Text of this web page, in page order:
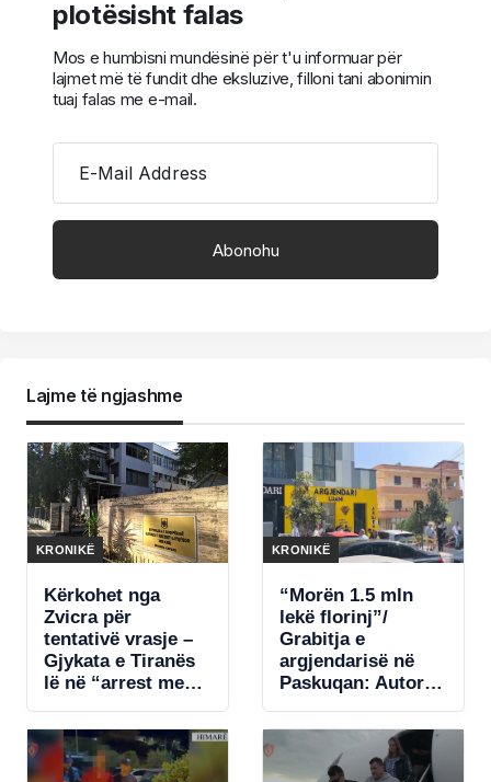
plotësisht falas
Mos e humbisni mundësinë për t'u informuar për
lajmet më të fundit dhe eksluzive, filloni tani abonimin
tuaj falas me e-mail.
E-Mail Address
Lajme të ngjashme
KRONIKË
Kërkohet nga
Zvicra për
tentativë vrasje –
Gjykata e Tiranës
lë në “arrest me
shtetasin turk
Barkay Gulbas
KRONIKË
“Morën 1.5 mln
lekë florinj”/
Grabitja e
argjendarisë në
Paskuqan: Autorët
kryesore, dyshohet
se e vëzhguan
dyqanin si klientë